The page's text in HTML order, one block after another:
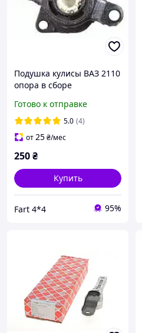
Подушка кулисы ВАЗ 2110
опора в сборе
Готово к отправке
5.0 (4)
от25₴/мес
250₴
Купить
Fart 4*4 95%